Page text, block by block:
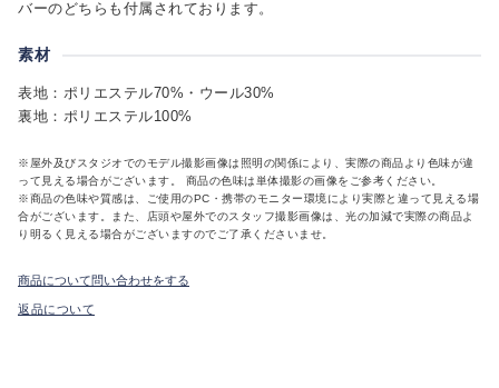
バーのどちらも付属されております。
素材
表地：ポリエステル70%・ウール30%
裏地：ポリエステル100%
※屋外及びスタジオでのモデル撮影画像は照明の関係により、実際の商品より色味が違
って見える場合がございます。 商品の色味は単体撮影の画像をご参考ください。
※商品の色味や質感は、ご使用のPC・携帯のモニター環境により実際と違って見える場
合がございます。また、店頭や屋外でのスタッフ撮影画像は、光の加減で実際の商品よ
り明るく見える場合がございますのでご了承くださいませ。
商品について問い合わせをする
返品について